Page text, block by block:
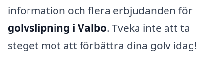
information och flera erbjudanden för
golvslipning i Valbo. Tveka inte att ta
steget mot att förbättra dina golv idag!